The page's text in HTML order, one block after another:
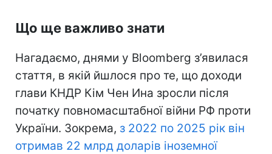
Що ще важливо знати
Нагадаємо, днями у Bloomberg з’явилася
стаття, в якій йшлося про те, що доходи
глави КНДР Кім Чен Ина зросли після
початку повномасштабної війни РФ проти
України. Зокрема, з 2022 по 2025 рік він
отримав 22 млрд доларів іноземної